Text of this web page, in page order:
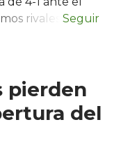
rivales.
pierden
del